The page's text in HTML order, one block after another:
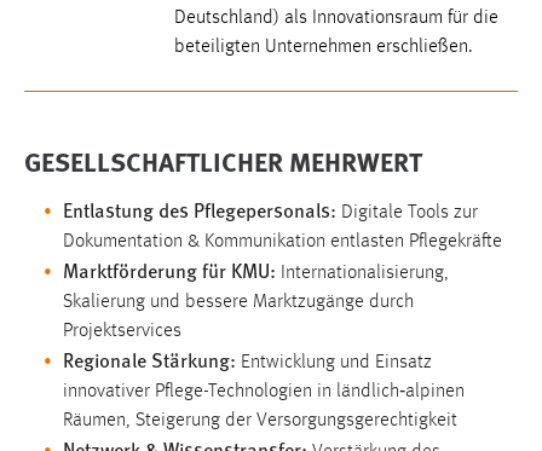
Deutschland) als Innovationsraum für die
beteiligten Unternehmen erschließen.
GESELLSCHAFTLICHER MEHRWERT
Entlastung des Pflegepersonals: Digitale Tools zur
Dokumentation & Kommunikation entlasten Pflegekräfte
Marktförderung für KMU:
Internationalisierung,
Skalierung und bessere Marktzugänge durch
Projektservices
Regionale Stärkung: Entwicklung und Einsatz
innovativer Pflege-Technologien in ländlich‑alpinen
Räumen, Steigerung der Versorgungsgerechtigkeit
Cookie Laufzeit:
STATISTIK
Diese Informationen helfen uns zu verstehen, wie
unsere Besucher unsere Website nutzen.
Matomo
Name:
Zweck: